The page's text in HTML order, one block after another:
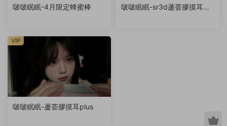
啵啵眠眠-4月限定蜂蜜棒
啵啵眠眠-sr3d蘆荟膠摸耳
啵啵眠眠-蘆荟膠摸耳plus
VIP